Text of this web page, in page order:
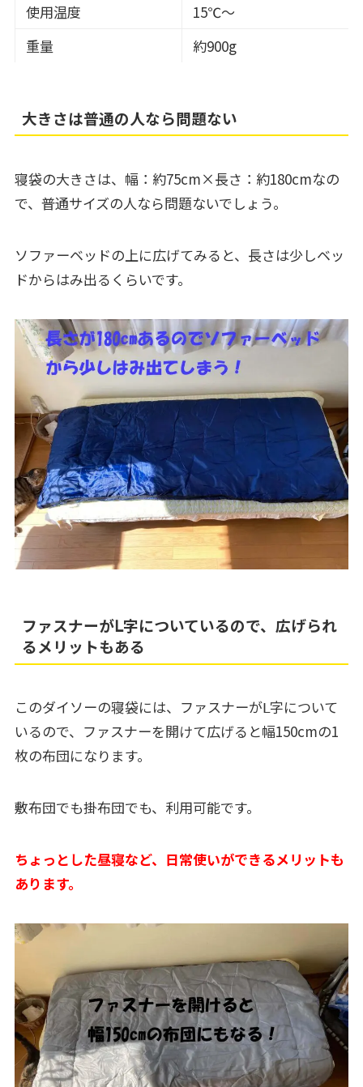
使用温度
15℃～
重量
約900g
大きさは普通の人なら問題ない
寝袋の大きさは、幅：約75cm×長さ：約180cmなの
で、普通サイズの人なら問題ないでしょう。
ソファーベッドの上に広げてみると、長さは少しベッ
ドからはみ出るくらいです。
ファスナーがⅬ字についているので、広げられ
るメリットもある
このダイソーの寝袋には、ファスナーがⅬ字について
いるので、ファスナーを開けて広げると幅150cmの1
枚の布団になります。
敷布団でも掛布団でも、利用可能です。
ちょっとした昼寝など、日常使いができるメリットも
あります。